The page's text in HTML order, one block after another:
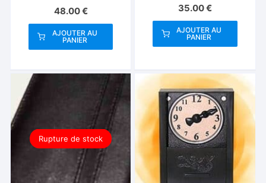
48.00€
AJOUTER AU
PANIER
35.00€
AJOUTER AU
PANIER
Rupture de stock